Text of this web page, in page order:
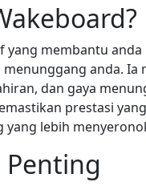
membantu
anda. Ia
dan gaya
prestasi
yang lebih
Penting